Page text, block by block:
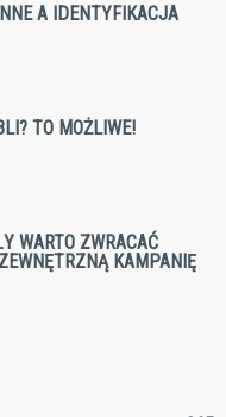
A IDENTYFIKACJA
TO MOŻLIWE!
WARTO ZWRACAĆ
KAMPANIĘ